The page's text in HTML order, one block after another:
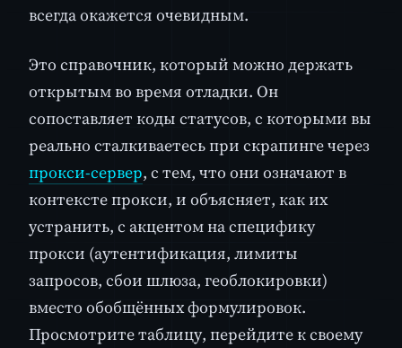
всегда окажется очевидным.
Это справочник, который можно держать
открытым во время отладки. Он
сопоставляет коды статусов, с которыми вы
реально сталкиваетесь при скрапинге через
прокси-сервер, с тем, что они означают в
контексте прокси, и объясняет, как их
устранить, с акцентом на специфику
прокси (аутентификация, лимиты
запросов, сбои шлюза, геоблокировки)
вместо обобщённых формулировок.
Просмотрите таблицу, перейдите к своему